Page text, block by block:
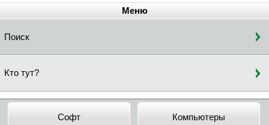
Меню
Поиск
Кто тут?
Софт Компьютеры